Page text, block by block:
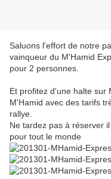
Saluons l'effort de notre
vainqueur du M'Hamid
pour 2 personnes.
Et profitez d'une halte sur
M'Hamid avec des tarifs
rallye.
Ne tardez pas à réserver
pour tout le monde